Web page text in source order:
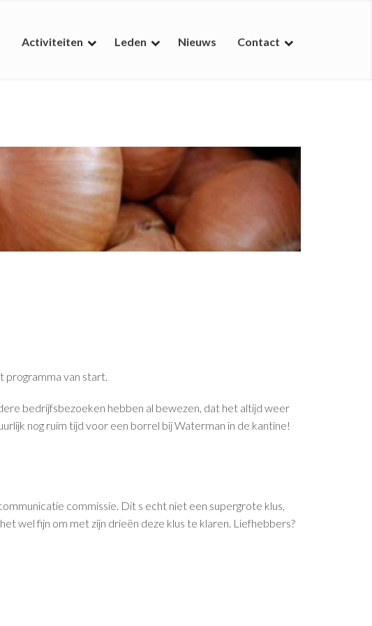
Activiteiten Leden Nieuws Contact
programma van start.
bedrijfsbezoeken hebben al bewezen, dat het altijd weer
nog ruim tijd voor een borrel bij Waterman in de kantine!
commissie. Dit s echt niet een supergrote klus,
wel fijn om met zijn drieën deze klus te klaren. Liefhebbers?